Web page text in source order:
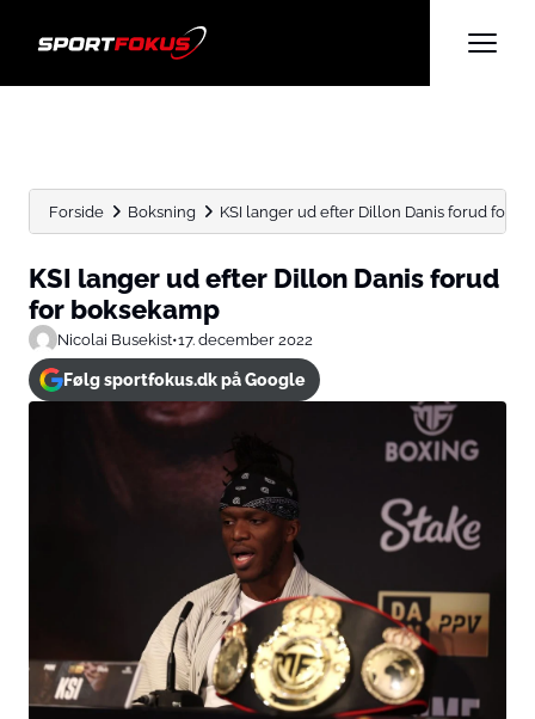
Forside Boksning KSI langer ud efter Dillon Danis forud for
KSI langer ud efter Dillon Danis forud
for boksekamp
Nicolai Busekist•17. december 2022
Følg sportfokus.dk på Google